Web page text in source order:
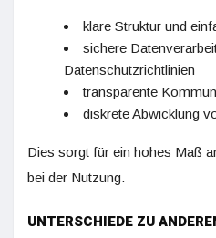
klare Struktur und
sichere
Datenschutzrichtlinien
transparente
diskrete Abwicklung
Dies sorgt für ein hohes Maß
bei der Nutzung.
UNTERSCHIEDE ZU